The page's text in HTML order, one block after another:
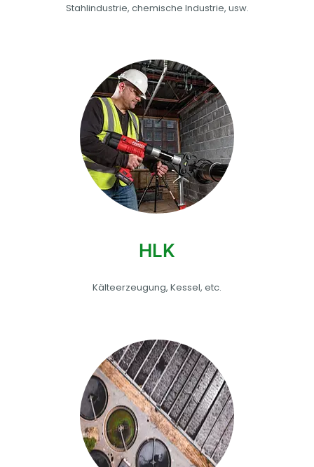
Stahlindustrie, chemische Industrie, usw.
HLK
Kälteerzeugung, Kessel, etc.